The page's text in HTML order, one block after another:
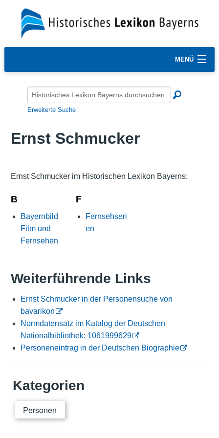
MENÜ
Erweiterte Suche
Ernst Schmucker
Ernst Schmucker im Historischen Lexikon Bayerns:
B
Bayernbild
Film und
Fernsehen
F
Fernsehseri
en
Weiterführende Links
Ernst Schmucker in der Personensuche von
bavarikon
Normdatensatz im Katalog der Deutschen
Nationalbibliothek: 1061999629
Personeneintrag in der Deutschen Biographie
Kategorien
Personen